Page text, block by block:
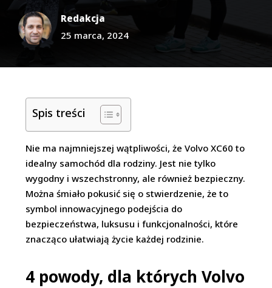
Redakcja
25 marca, 2024
Spis treści
Nie ma najmniejszej wątpliwości, że Volvo XC60 to
idealny samochód dla rodziny. Jest nie tylko
wygodny i wszechstronny, ale również bezpieczny.
Można śmiało pokusić się o stwierdzenie, że to
symbol innowacyjnego podejścia do
bezpieczeństwa, luksusu i funkcjonalności, które
znacząco ułatwiają życie każdej rodzinie.
4 powody, dla których Volvo